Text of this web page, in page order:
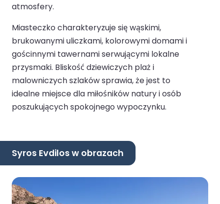
atmosfery.
Miasteczko charakteryzuje się wąskimi,
brukowanymi uliczkami, kolorowymi domami i
gościnnymi tawernami serwującymi lokalne
przysmaki. Bliskość dziewiczych plaż i
malowniczych szlaków sprawia, że jest to
idealne miejsce dla miłośników natury i osób
poszukujących spokojnego wypoczynku.
Syros Evdilos w obrazach